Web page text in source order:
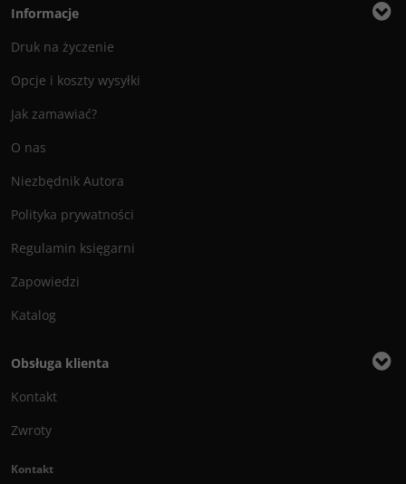
Informacje
Druk na życzenie
Opcje i koszty wysyłki
Jak zamawiać?
O nas
Niezbędnik Autora
Polityka prywatności
Regulamin księgarni
Zapowiedzi
Katalog
Obsługa klienta
Kontakt
Zwroty
Kontakt